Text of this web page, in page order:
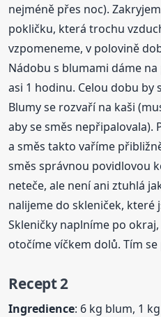
nejméně přes noc).
pokličku, která trochu
vzpomeneme, v polovině
Nádobu s blumami dáme
asi 1 hodinu. Celou dobu by
Blumy se rozvaří na kaši
aby se směs nepřipalovala).
a směs takto vaříme
směs správnou povidlovou
neteče, ale není ani ztuhlá
nalijeme do skleniček, které
Skleničky naplníme po okraj,
otočíme víčkem dolů. Tím se
Recept 2
Ingredience: 6 kg blum, 1